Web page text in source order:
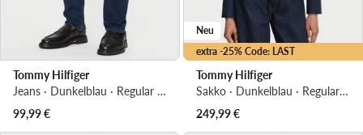
Tommy Hilfiger
Jeans · Dunkelblau · Regular Fit
99,99€
extra -25% Code: LAST
Neu
Tommy Hilfiger
Sakko · Dunkelblau · Regular Fit
249,99€